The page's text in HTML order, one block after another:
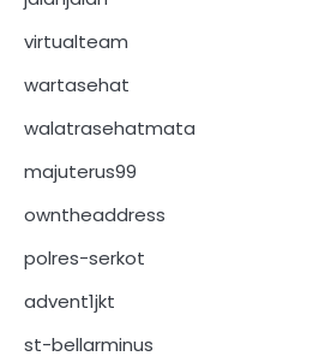
virtualteam
wartasehat
walatrasehatmata
majuterus99
owntheaddress
polres-serkot
advent1jkt
st-bellarminus